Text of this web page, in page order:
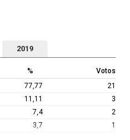
2019
% Votos
77,77 21
11,11 3
7,4 2
3,7 1